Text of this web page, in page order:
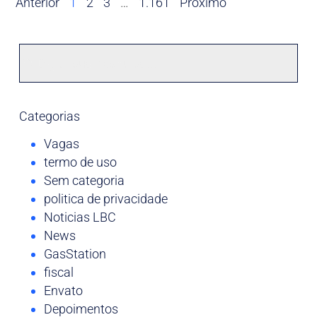
Categorias
Vagas
termo de uso
Sem categoria
politica de privacidade
Noticias LBC
News
GasStation
fiscal
Envato
Depoimentos